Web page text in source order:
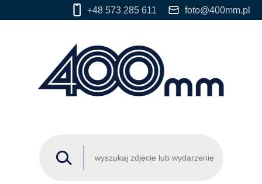
+48 573 285 611 foto@400mm.pl